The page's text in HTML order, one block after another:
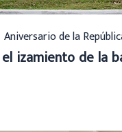
de la
izamiento de la